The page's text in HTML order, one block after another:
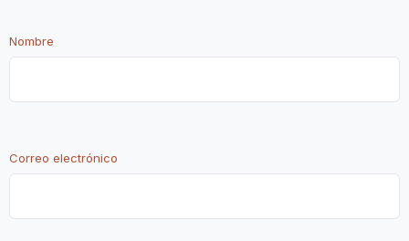
Nombre
Correo electrónico